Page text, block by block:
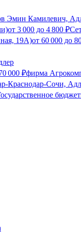
Эмин Камилевич,
от 3 000 до 4 800 ₽
19А)от 60 000 до
000 ₽фирма
Краснодар-Сочи,